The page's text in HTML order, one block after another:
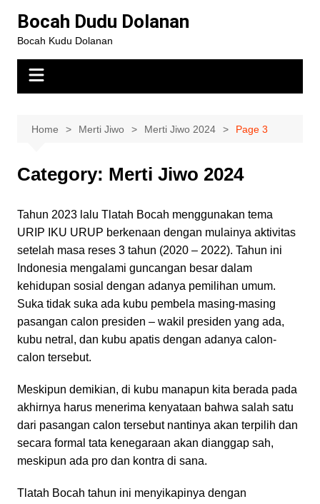
Bocah Dudu Dolanan
Bocah Kudu Dolanan
Home Merti Jiwo Merti Jiwo 2024 Page 3
Category: Merti Jiwo 2024
Tahun 2023 lalu Tlatah Bocah menggunakan tema
URIP IKU URUP berkenaan dengan mulainya aktivitas
setelah masa reses 3 tahun (2020 – 2022). Tahun ini
Indonesia mengalami guncangan besar dalam
kehidupan sosial dengan adanya pemilihan umum.
Suka tidak suka ada kubu pembela masing-masing
pasangan calon presiden – wakil presiden yang ada,
kubu netral, dan kubu apatis dengan adanya calon-
calon tersebut.
Meskipun demikian, di kubu manapun kita berada pada
akhirnya harus menerima kenyataan bahwa salah satu
dari pasangan calon tersebut nantinya akan terpilih dan
secara formal tata kenegaraan akan dianggap sah,
meskipun ada pro dan kontra di sana.
Tlatah Bocah tahun ini menyikapinya dengan